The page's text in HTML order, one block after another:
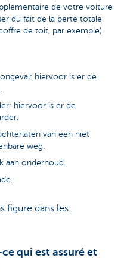
de votre voiture
du fait de la perte totale
de toit, par exemple)
hiervoor is er de
hiervoor is er de
van een niet
weg.
aan onderhoud.
figure dans les
qui est assuré et